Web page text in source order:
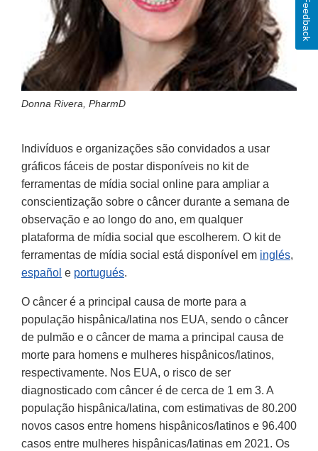
Donna Rivera, PharmD
Indivíduos e organizações são convidados a usar
gráficos fáceis de postar disponíveis no kit de
ferramentas de mídia social online para ampliar a
conscientização sobre o câncer durante a semana de
observação e ao longo do ano, em qualquer
plataforma de mídia social que escolherem. O kit de
ferramentas de mídia social está disponível em inglés,
español e portugués.
O câncer é a principal causa de morte para a
população hispânica/latina nos EUA, sendo o câncer
de pulmão e o câncer de mama a principal causa de
morte para homens e mulheres hispânicos/latinos,
respectivamente. Nos EUA, o risco de ser
diagnosticado com câncer é de cerca de 1 em 3. A
população hispânica/latina, com estimativas de 80.200
novos casos entre homens hispânicos/latinos e 96.400
casos entre mulheres hispânicas/latinas em 2021. Os
Feedback